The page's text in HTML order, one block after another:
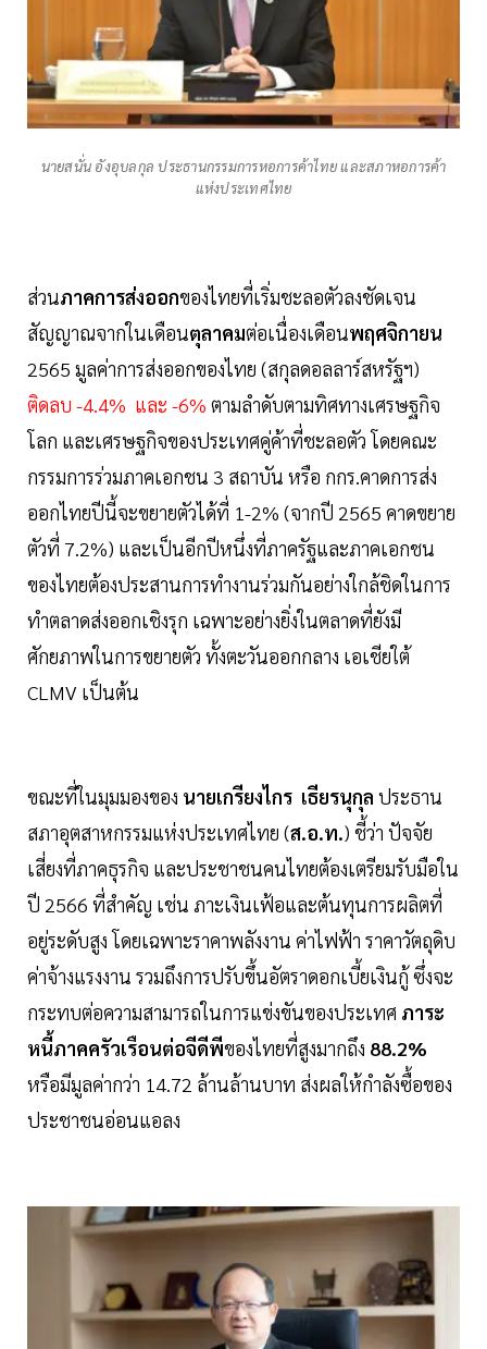
นายสนั่น อังอุบลกุล ประธานกรรมการหอการค้าไทย และสภาหอการค้า
แห่งประเทศไทย
ส่วนภาคการส่งออกของไทยที่เริ่มชะลอตัวลงชัดเจน
สัญญาณจากในเดือนตุลาคมต่อเนื่องเดือนพฤศจิกายน
2565 มูลค่าการส่งออกของไทย (สกุลดอลลาร์สหรัฐฯ)
ติดลบ -4.4% และ -6% ตามลำดับตามทิศทางเศรษฐกิจ
โลก และเศรษฐกิจของประเทศคู่ค้าที่ชะลอตัว โดยคณะ
กรรมการร่วมภาคเอกชน 3 สถาบัน หรือ กกร.คาดการส่ง
ออกไทยปีนี้จะขยายตัวได้ที่ 1-2% (จากปี 2565 คาดขยาย
ตัวที่ 7.2%) และเป็นอีกปีหนึ่งที่ภาครัฐและภาคเอกชน
ของไทยต้องประสานการทำงานร่วมกันอย่างใกล้ชิดในการ
ทำตลาดส่งออกเชิงรุก เฉพาะอย่างยิ่งในตลาดที่ยังมี
ศักยภาพในการขยายตัว ทั้งตะวันออกกลาง เอเชียใต้
CLMV เป็นต้น
ขณะที่ในมุมมองของ นายเกรียงไกร เธียรนุกุล ประธาน
สภาอุตสาหกรรมแห่งประเทศไทย (ส.อ.ท.) ชี้ว่า ปัจจัย
เสี่ยงที่ภาคธุรกิจ และประชาชนคนไทยต้องเตรียมรับมือใน
ปี 2566 ที่สำคัญ เช่น ภาะเงินเฟ้อและต้นทุนการผลิตที่
อยู่ระดับสูง โดยเฉพาะราคาพลังงาน ค่าไฟฟ้า ราคาวัตถุดิบ
ค่าจ้างแรงงาน รวมถึงการปรับขึ้นอัตราดอกเบี้ยเงินกู้ ซึ่งจะ
กระทบต่อความสามารถในการแข่งขันของประเทศ ภาระ
หนี้ภาคครัวเรือนต่อจีดีพีของไทยที่สูงมากถึง 88.2%
หรือมีมูลค่ากว่า 14.72 ล้านล้านบาท ส่งผลให้กำลังซื้อของ
ประชาชนอ่อนแอลง